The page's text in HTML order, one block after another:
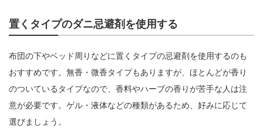
置くタイプのダニ忌避剤を使用する
布団の下やベッド周りなどに置くタイプの忌避剤を使用するのも
おすすめです。無香・微香タイプもありますが、ほとんどが香り
のついているタイプなので、香料やハーブの香りが苦手な人は注
意が必要です。ゲル・液体などの種類があるため、好みに応じて
選びましょう。